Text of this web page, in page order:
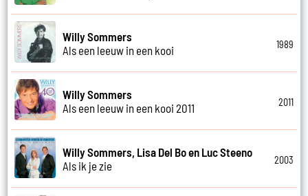
Willy Sommers
Als een leeuw in een kooi
1989
Willy Sommers
Als een leeuw in een kooi 2011
2011
Willy Sommers, Lisa Del Bo en Luc Steeno
Als ik je zie
2003